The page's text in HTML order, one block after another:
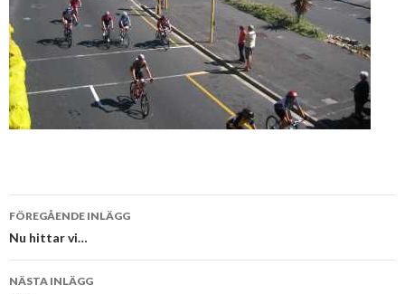
Inläggsnavigering
FÖREGÅENDE INLÄGG
Nu hittar vi…
NÄSTA INLÄGG